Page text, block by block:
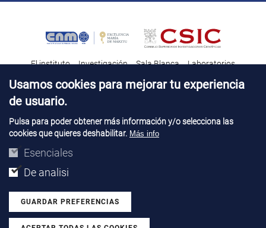
El instituto Investigación Sala Blanca
Laboratorios
Transferencia tecnológica
Noticias & Divulgación Destacados
Contacto Talento
Aviso Legal Perfil del contatante © Copyright 2026. IMB-CNM
Usamos cookies para mejorar tu experiencia
de usuario.
Pulsa para poder obtener más información y/o selecciona las
cookies que quieres deshabilitar. Más info
Esenciales
De analisi
GUARDAR PREFERENCIAS